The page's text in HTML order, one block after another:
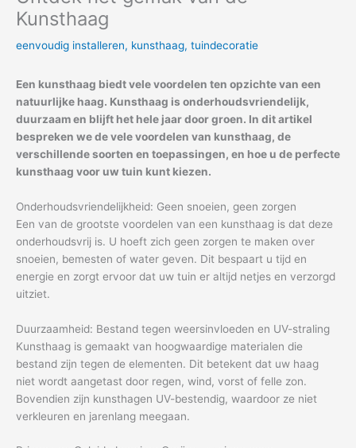
Kunsthaag
eenvoudig installeren, kunsthaag, tuindecoratie
Een kunsthaag biedt vele voordelen ten opzichte van een
natuurlijke haag. Kunsthaag is onderhoudsvriendelijk,
duurzaam en blijft het hele jaar door groen. In dit artikel
bespreken we de vele voordelen van kunsthaag, de
verschillende soorten en toepassingen, en hoe u de perfecte
kunsthaag voor uw tuin kunt kiezen.
Onderhoudsvriendelijkheid: Geen snoeien, geen zorgen
Een van de grootste voordelen van een kunsthaag is dat deze
onderhoudsvrij is. U hoeft zich geen zorgen te maken over
snoeien, bemesten of water geven. Dit bespaart u tijd en
energie en zorgt ervoor dat uw tuin er altijd netjes en verzorgd
uitziet.
Duurzaamheid: Bestand tegen weersinvloeden en UV-straling
Kunsthaag is gemaakt van hoogwaardige materialen die
bestand zijn tegen de elementen. Dit betekent dat uw haag
niet wordt aangetast door regen, wind, vorst of felle zon.
Bovendien zijn kunsthagen UV-bestendig, waardoor ze niet
verkleuren en jarenlang meegaan.